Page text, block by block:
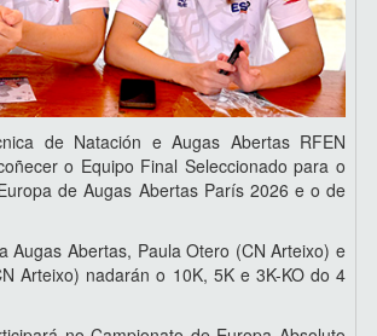
de Natación e Augas Abertas RFEN
o Equipo Final Seleccionado para o
de Augas Abertas París 2026 e o de
Augas Abertas, Paula Otero (CN Arteixo) e
Arteixo) nadarán o 10K, 5K e 3K-KO do 4